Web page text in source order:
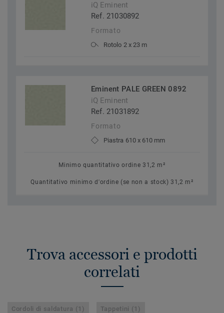
iQ Eminent
Ref. 21030892
Formato
Rotolo 2 x 23 m
Eminent PALE GREEN 0892
iQ Eminent
Ref. 21031892
Formato
Piastra 610 x 610 mm
Minimo quantitativo ordine 31,2 m²
Quantitativo minimo d'ordine (se non a stock) 31,2 m²
Trova accessori e prodotti
correlati
Cordoli di saldatura (1) Tappetini (1)